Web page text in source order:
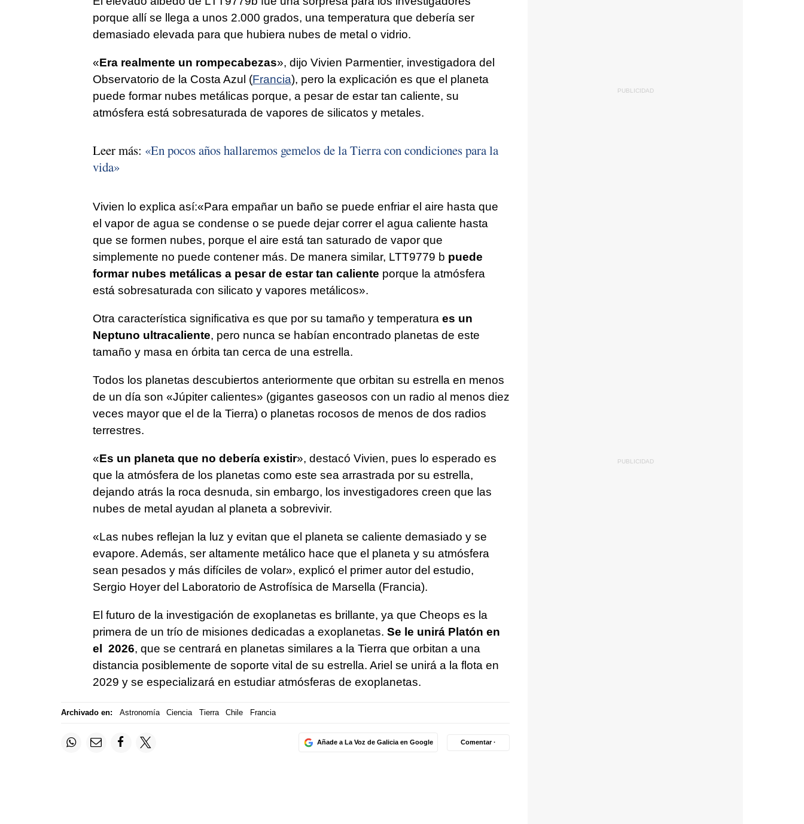
porque allí se llega a unos 2.000 grados, una temperatura que debería ser
demasiado elevada para que hubiera nubes de metal o vidrio.
«Era realmente un rompecabezas», dijo Vivien Parmentier, investigadora del
Observatorio de la Costa Azul (Francia), pero la explicación es que el planeta
puede formar nubes metálicas porque, a pesar de estar tan caliente, su
atmósfera está sobresaturada de vapores de silicatos y metales.
Leer más: «En pocos años hallaremos gemelos de la Tierra con condiciones para la
vida»
Vivien lo explica así:«Para empañar un baño se puede enfriar el aire hasta que
el vapor de agua se condense o se puede dejar correr el agua caliente hasta
que se formen nubes, porque el aire está tan saturado de vapor que
simplemente no puede contener más. De manera similar, LTT9779 b puede
formar nubes metálicas a pesar de estar tan caliente porque la atmósfera
está sobresaturada con silicato y vapores metálicos».
Otra característica significativa es que por su tamaño y temperatura es un
Neptuno ultracaliente, pero nunca se habían encontrado planetas de este
tamaño y masa en órbita tan cerca de una estrella.
Todos los planetas descubiertos anteriormente que orbitan su estrella en menos
de un día son «Júpiter calientes» (gigantes gaseosos con un radio al menos diez
veces mayor que el de la Tierra) o planetas rocosos de menos de dos radios
terrestres.
«Es un planeta que no debería existir», destacó Vivien, pues lo esperado es
que la atmósfera de los planetas como este sea arrastrada por su estrella,
dejando atrás la roca desnuda, sin embargo, los investigadores creen que las
nubes de metal ayudan al planeta a sobrevivir.
«Las nubes reflejan la luz y evitan que el planeta se caliente demasiado y se
evapore. Además, ser altamente metálico hace que el planeta y su atmósfera
sean pesados y más difíciles de volar», explicó el primer autor del estudio,
Sergio Hoyer del Laboratorio de Astrofísica de Marsella (Francia).
El futuro de la investigación de exoplanetas es brillante, ya que Cheops es la
primera de un trío de misiones dedicadas a exoplanetas. Se le unirá Platón en
el 2026, que se centrará en planetas similares a la Tierra que orbitan a una
distancia posiblemente de soporte vital de su estrella. Ariel se unirá a la flota en
2029 y se especializará en estudiar atmósferas de exoplanetas.
Archivado en: Astronomía Ciencia Tierra Chile Francia
Añade a La Voz de Galicia en Google Comentar ·